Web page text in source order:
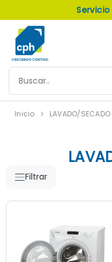
Inicio LAVADO/SECADO
Filtrar